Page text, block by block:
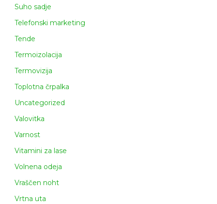
Suho sadje
Telefonski marketing
Tende
Termoizolacija
Termovizija
Toplotna črpalka
Uncategorized
Valovitka
Varnost
Vitamini za lase
Volnena odeja
Vraščen noht
Vrtna uta